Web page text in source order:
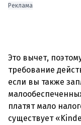
Реклама
Это вычет,
требование
если вы также
платят мало
существует